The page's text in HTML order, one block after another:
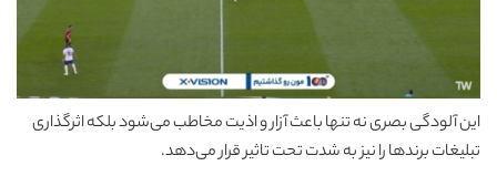
این آلودگی بصری نه تنها باعث آزار و اذیت مخاطب می‌شود بلکه اثرگذاری
تبلیغات برندها را نیز به شدت تحت تاثیر قرار می‌دهد.